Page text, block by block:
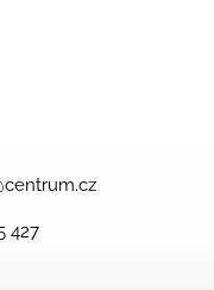
centrum.cz
427